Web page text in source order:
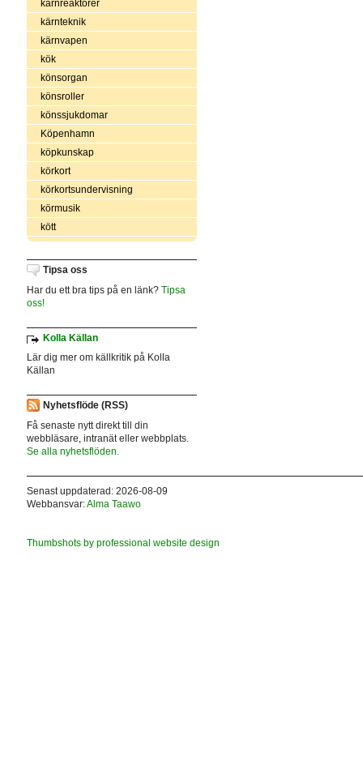
kärnreaktorer
kärnteknik
kärnvapen
kök
könsorgan
könsroller
könssjukdomar
Köpenhamn
köpkunskap
körkort
körkortsundervisning
körmusik
kött
Tipsa oss
Har du ett bra tips på en länk? Tipsa
oss!
Kolla Källan
Lär dig mer om källkritik på Kolla
Källan
Nyhetsflöde (RSS)
Få senaste nytt direkt till din
webbläsare, intranät eller webbplats.
Se alla nyhetsflöden.
Senast uppdaterad: 2026-08-09
Webbansvar:Alma Taawo
Thumbshots by professional website design